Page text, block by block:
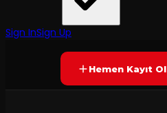
Sign InSign UpYAKINDA Yetersiz oy
Hemen Kayıt Ol